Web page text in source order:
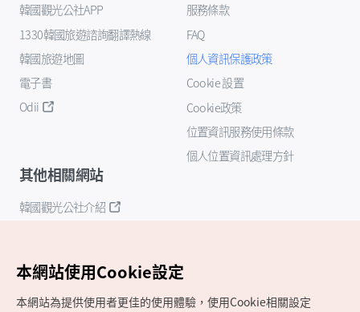
韓國觀光公社APP
1330韓國旅遊諮詢翻譯熱線
韓國旅遊地圖
電子書
Odii
服務條款
FAQ
個人資訊保護政策
Cookie 設置
Cookie政策
位置資訊服務使用條款
個人位置資訊處理方針
其他相關網站
韓國觀光公社介紹
本網站使用Cookie設定
本網站為提供使用者更佳的使用體驗，使用Cookie相關設定